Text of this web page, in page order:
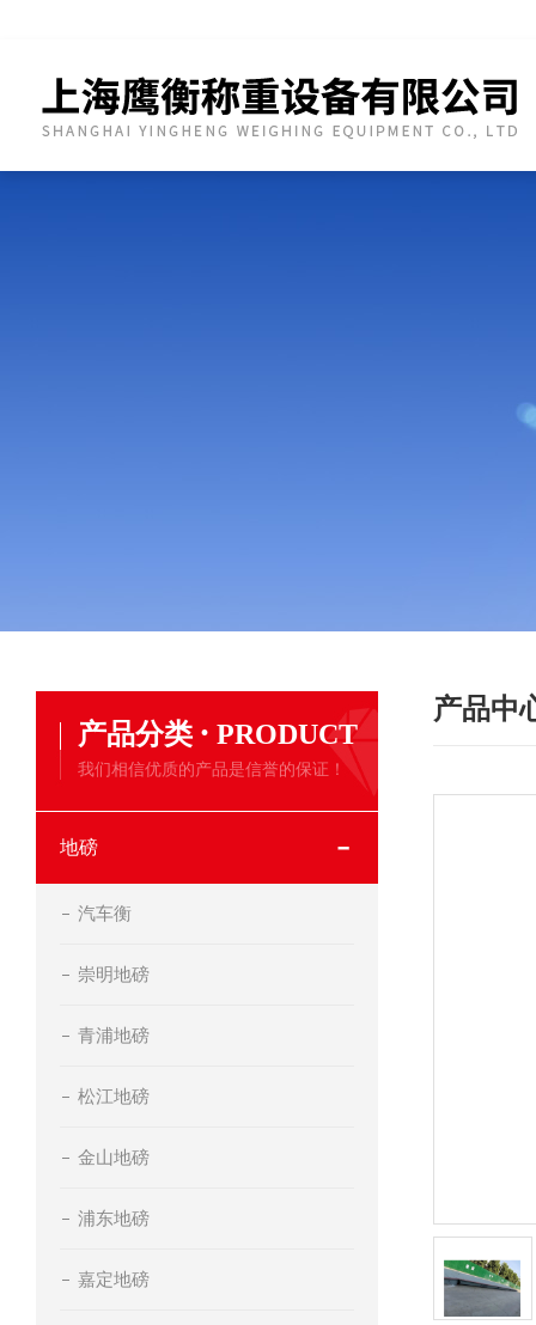
产品分类 · PRODUCT
我们相信优质的产品是信誉的保证！
地磅
汽车衡
崇明地磅
青浦地磅
松江地磅
金山地磅
浦东地磅
嘉定地磅
产品中